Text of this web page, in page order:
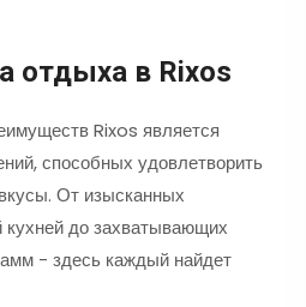
отдыха в Rixos
Rixos является
способных удовлетворить
От изысканных
кухней до захватывающих
- здесь каждый найдет